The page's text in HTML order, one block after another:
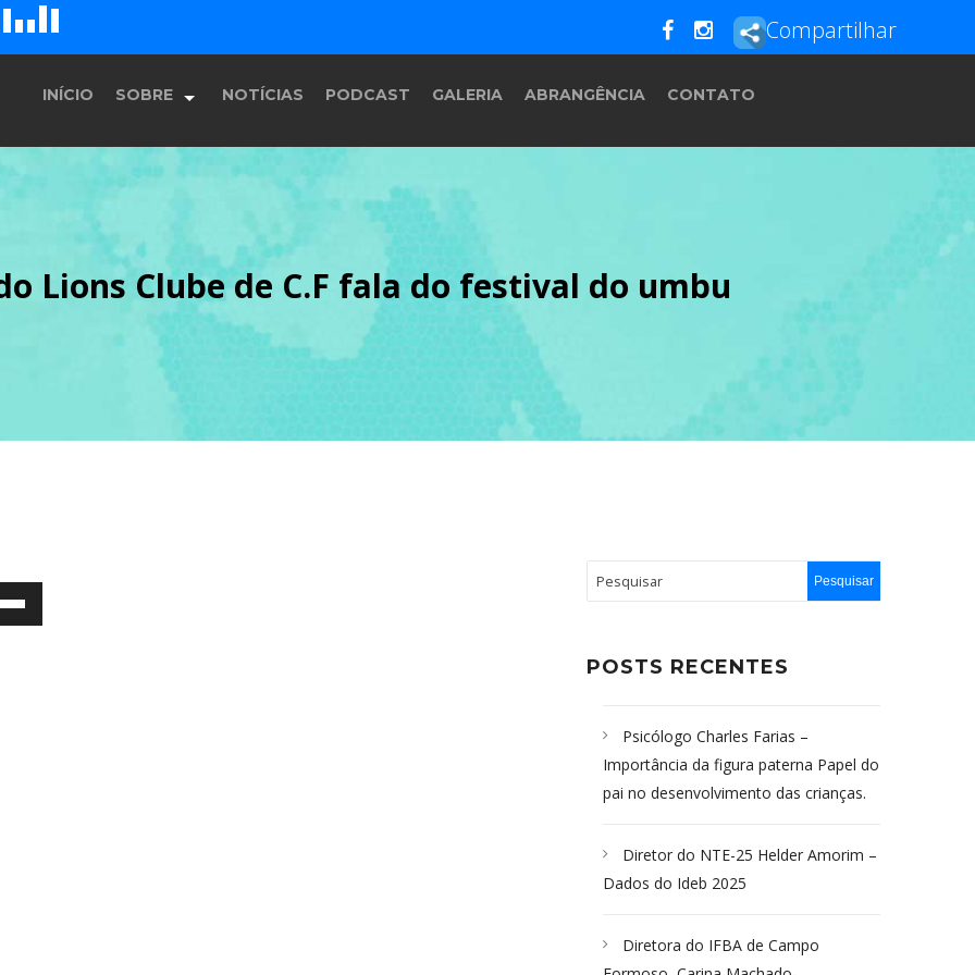
D
E F
H
Compartilhar
INÍCIO SOBRE
História
Equipe
Programação
NOTÍCIAS PODCAST GALERIA ABRANGÊNCIA CONTATO
Lions Clube de C.F fala do festival do umbu
POSTS RECENTES
Psicólogo Charles Farias –
Importância da figura paterna Papel do
pai no desenvolvimento das crianças.
Diretor do NTE-25 Helder Amorim –
Dados do Ideb 2025
Diretora do IFBA de Campo